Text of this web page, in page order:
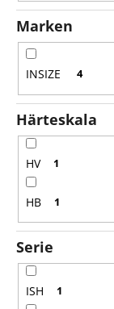
e
r
u
n
g
Marken
INSIZE 4
Härteskala
HV 1
HB 1
Serie
ISH 1